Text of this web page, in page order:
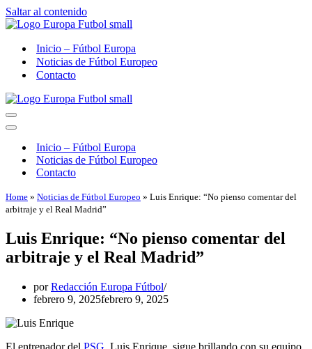
Saltar al contenido
Inicio – Fútbol Europa
Noticias de Fútbol Europeo
Contacto
Menú
de
Menú
navegaciónInicio – Fútbol Europa
Noticias de Fútbol Europeo
Contacto
Home » Noticias de Fútbol Europeo » Luis Enrique: “No pienso comentar del
arbitraje y el Real Madrid”
Luis Enrique: “No pienso comentar del
arbitraje y el Real Madrid”
porRedacción Europa Fútbol
febrero 9, 2025febrero 9, 2025
El entrenador del PSG, Luis Enrique, sigue brillando con su equipo